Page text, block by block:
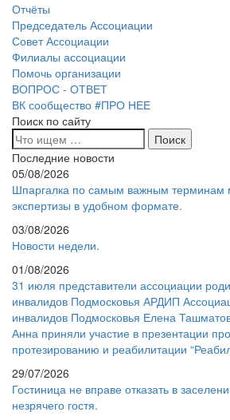
Отчёты
Председатель Ассоциации
Совет Ассоциации
Филиалы ассоциации
Помочь организации
ВОПРОС - ОТВЕТ
ВК сообщество #ПРО НЕЕ
Поиск по сайту
Последние новости
05/08/2026
Шпаргалка по самым важным терминам
экспертизы в удобном формате.
03/08/2026
Новости недели.
01/08/2026
31 июля представители ассоциации
инвалидов Подмосковья АРДИП
инвалидов Подмосковья Елена
Анна приняли участие в презентации
протезированию и реабилитации
29/07/2026
Гостиница не вправе отказать в
незрячего гостя.